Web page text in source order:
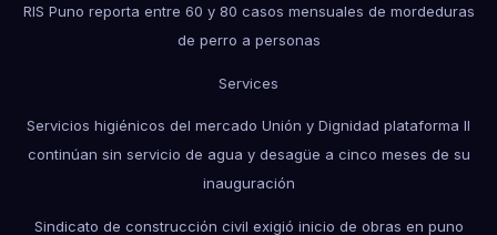
RIS Puno reporta entre 60 y 80 casos mensuales de mordeduras
de perro a personas
Services
Servicios higiénicos del mercado Unión y Dignidad plataforma II
continúan sin servicio de agua y desagüe a cinco meses de su
inauguración
Sindicato de construcción civil exigió inicio de obras en puno